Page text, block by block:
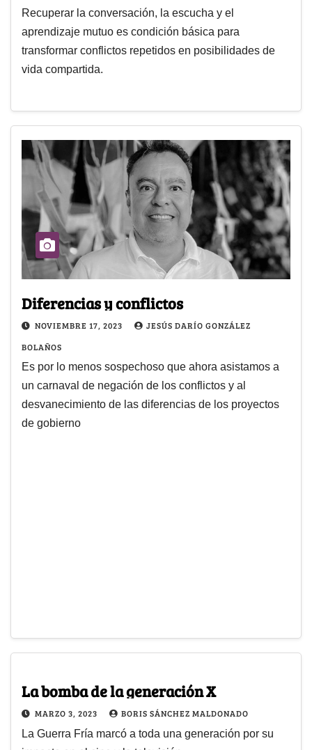
Recuperar la conversación, la escucha y el
aprendizaje mutuo es condición básica para
transformar conflictos repetidos en posibilidades de
vida compartida.
Diferencias y conflictos
NOVIEMBRE 17, 2023
JESÚS DARÍO GONZÁLEZ
BOLAÑOS
Es por lo menos sospechoso que ahora asistamos a
un carnaval de negación de los conflictos y al
desvanecimiento de las diferencias de los proyectos
de gobierno
La bomba de la generación X
MARZO 3, 2023 BORIS SÁNCHEZ MALDONADO
La Guerra Fría marcó a toda una generación por su